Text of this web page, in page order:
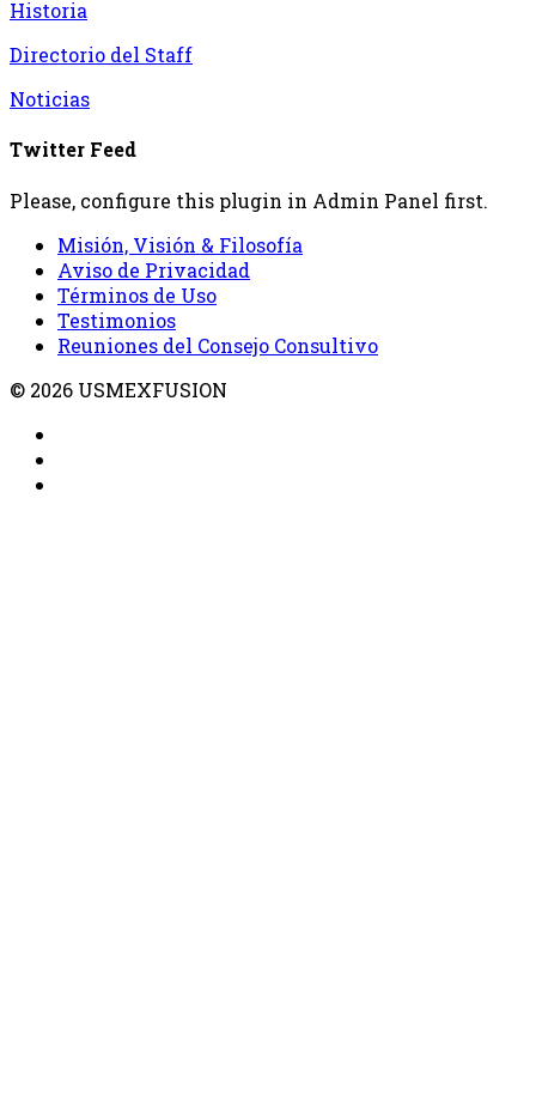
Historia
Directorio del Staff
Noticias
Twitter Feed
Please, configure this plugin in Admin Panel first.
Misión, Visión & Filosofía
Aviso de Privacidad
Términos de Uso
Testimonios
Reuniones del Consejo Consultivo
© 2026 USMEXFUSION